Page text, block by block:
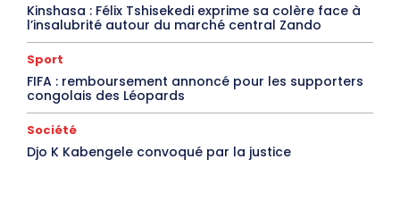
Kinshasa : Félix Tshisekedi exprime sa colère face à
l’insalubrité autour du marché central Zando
Sport
FIFA : remboursement annoncé pour les supporters
congolais des Léopards
Société
Djo K Kabengele convoqué par la justice